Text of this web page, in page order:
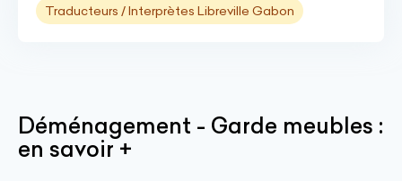
Traducteurs / Interprètes Libreville Gabon
Déménagement - Garde meubles :
en savoir +